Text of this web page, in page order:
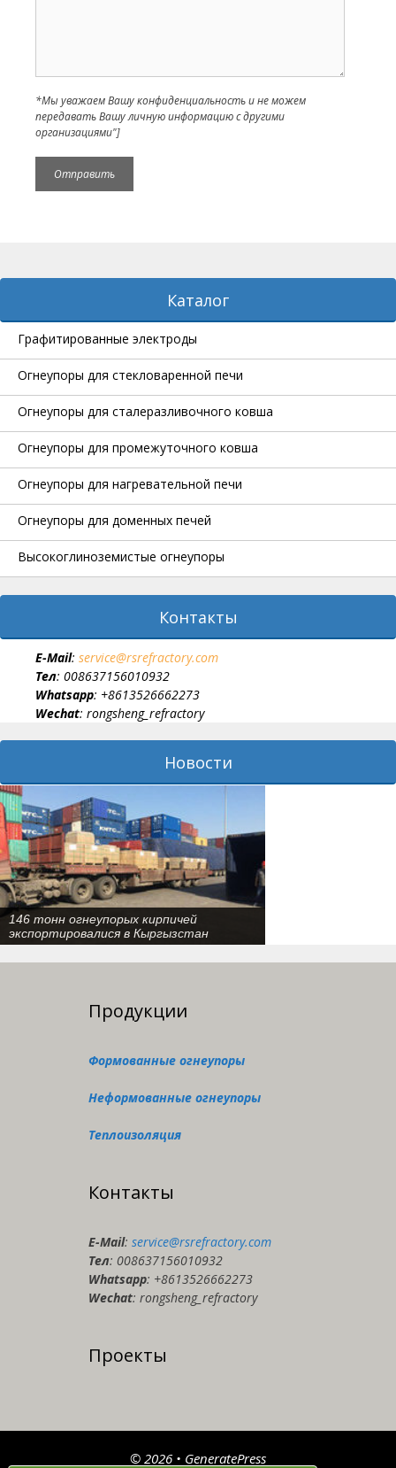
*Мы уважаем Вашу конфиденциальность и не можем
передавать Вашу личную информацию с другими
организациями"]
Каталог
Графитированные электроды
Огнеупоры для стекловаренной печи
Огнеупоры для сталеразливочного ковша
Огнеупоры для промежуточного ковша
Огнеупоры для нагревательной печи
Огнеупоры для доменных печей
Высокоглиноземистые огнеупоры
Контакты
E-Мail: service@rsrefractory.com
Тел: 008637156010932
Whatsapp: +8613526662273
Wechat: rongsheng_refractory
Новости
146 тонн огнеупорых кирпичей
экспортировалися в Кыргызстан
Продукции
Формованные огнеупоры
Неформованные огнеупоры
Теплоизоляция
Контакты
E-Мail: service@rsrefractory.com
Тел: 008637156010932
Whatsapp: +8613526662273
Wechat: rongsheng_refractory
Проекты
© 2026 • GeneratePress